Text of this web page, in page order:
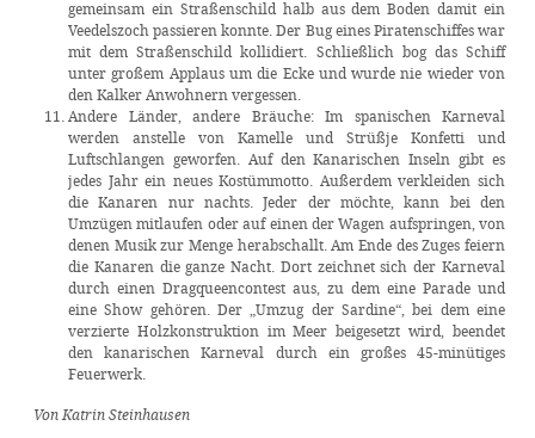
gemeinsam ein Straßenschild halb aus dem Boden damit ein
Veedelszoch passieren konnte. Der Bug eines Piratenschiffes war
mit dem Straßenschild kollidiert. Schließlich bog das Schiff
unter großem Applaus um die Ecke und wurde nie wieder von
den Kalker Anwohnern vergessen.
Andere Länder, andere Bräuche: Im spanischen Karneval
werden anstelle von Kamelle und Strüßje Konfetti und
Luftschlangen geworfen. Auf den Kanarischen Inseln gibt es
jedes Jahr ein neues Kostümmotto. Außerdem verkleiden sich
die Kanaren nur nachts. Jeder der möchte, kann bei den
Umzügen mitlaufen oder auf einen der Wagen aufspringen, von
denen Musik zur Menge herabschallt. Am Ende des Zuges feiern
die Kanaren die ganze Nacht. Dort zeichnet sich der Karneval
durch einen Dragqueencontest aus, zu dem eine Parade und
eine Show gehören. Der „Umzug der Sardine“, bei dem eine
verzierte Holzkonstruktion im Meer beigesetzt wird, beendet
den kanarischen Karneval durch ein großes 45-minütiges
Feuerwerk.
Von Katrin Steinhausen